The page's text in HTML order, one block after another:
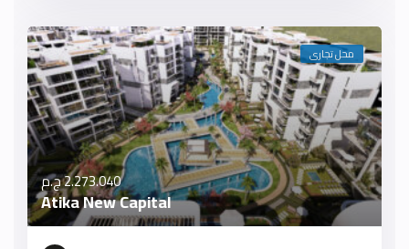
محل تجارى
2.273.040 ج.م
Atika New Capital